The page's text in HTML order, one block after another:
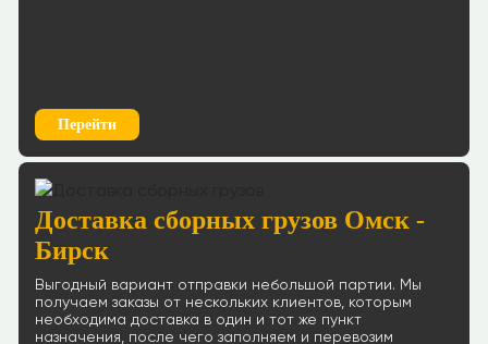
Перейти
Доставка сборных грузов Омск -
Бирск
Выгодный вариант отправки небольшой партии. Мы
получаем заказы от нескольких клиентов, которым
необходима доставка в один и тот же пункт
назначения, после чего заполняем и перевозим